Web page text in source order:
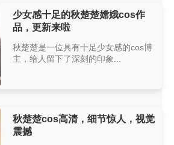
少女感十足的秋楚楚嫦娥cos作
品，更新来啦
秋楚楚是一位具有十足少女感的cos博
主，给人留下了深刻的印象...
秋楚楚cos高清，细节惊人，视觉
震撼